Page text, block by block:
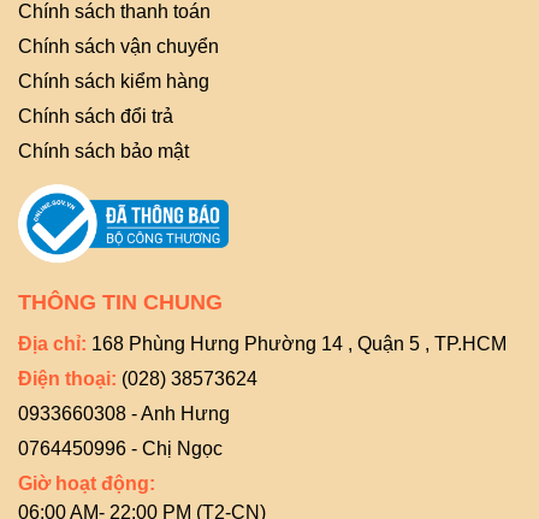
Chính sách thanh toán
Chính sách vận chuyển
Chính sách kiểm hàng
Chính sách đổi trả
Chính sách bảo mật
THÔNG TIN CHUNG
Địa chỉ: 168 Phùng Hưng Phường 14 , Quận 5 , TP.HCM
Điện thoại: (028) 38573624
0933660308 - Anh Hưng
0764450996 - Chị Ngọc
Giờ hoạt động:
06:00 AM- 22:00 PM (T2-CN)